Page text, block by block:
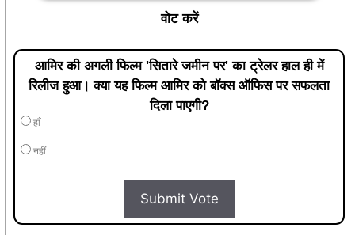
वोट करें
आमिर की अगली फिल्म 'सितारे जमीन पर' का ट्रेलर हाल ही में
रिलीज हुआ। क्या यह फिल्म आमिर को बॉक्स ऑफिस पर सफलता
दिला पाएगी?
हाँ
नहीं
Submit Vote